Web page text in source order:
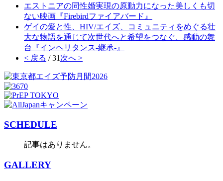
エストニアの同性婚実現の原動力になった美しくも切
ない映画『Firebirdファイアバード』
ゲイの愛と性、HIV/エイズ、コミュニティをめぐる壮
大な物語を通じて次世代へと希望をつなぐ、感動の舞
台『インヘリタンス-継承-』
< 戻る / 31 次へ >
SCHEDULE
記事はありません。
GALLERY